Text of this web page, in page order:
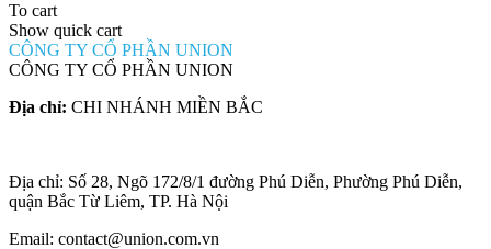
To cart
Show quick cart
CÔNG TY CỔ PHẦN UNION
CÔNG TY CỔ PHẦN UNION
Địa chỉ: CHI NHÁNH MIỀN BẮC
Địa chỉ: Số 28, Ngõ 172/8/1 đường Phú Diễn, Phường Phú Diễn,
quận Bắc Từ Liêm, TP. Hà Nội
Email: contact@union.com.vn